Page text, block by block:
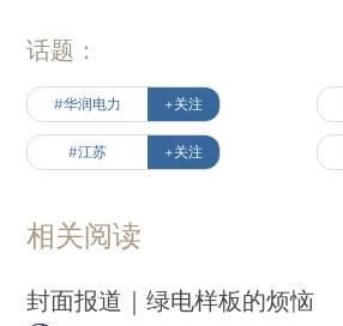
话题：
#华润电力 +关注
#江苏 +关注
相关阅读
封面报道｜绿电样板的烦恼